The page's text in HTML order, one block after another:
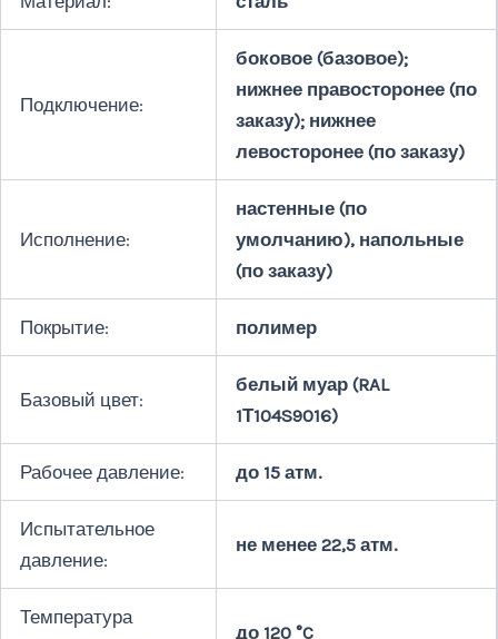
Подключение:
боковое (базовое);
нижнее правосторонее (по
заказу); нижнее
левосторонее (по заказу)
Исполнение:
настенные (по
умолчанию), напольные
(по заказу)
Покрытие: полимер
Базовый цвет:
белый муар (RAL
1Т104S9016)
Рабочее давление: до 15 атм.
Испытательное
давление:
не менее 22,5 атм.
Температура
до 120 °C